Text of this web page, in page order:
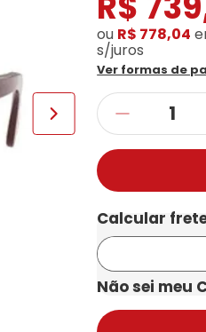
ou R$ 778,04
s/juros
Ver formas de
Não sei meu